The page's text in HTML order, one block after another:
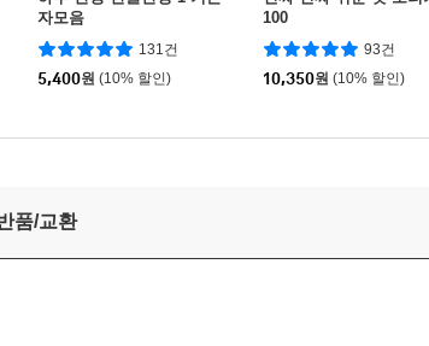
자모음
131건
5,400원 (10% 할인)
100
93건
10,350원 (10% 할인)
품/교환